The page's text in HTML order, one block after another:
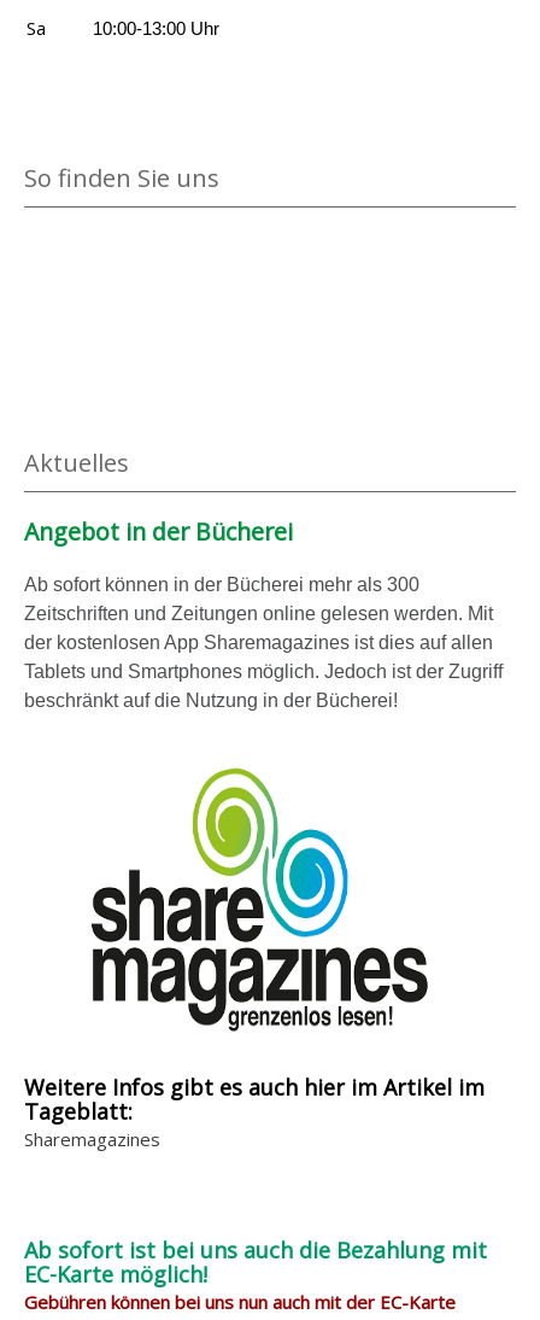
Sa
10:00-13:00 Uhr
So finden Sie uns
Aktuelles
Angebot in der Bücherei
Ab sofort können in der Bücherei mehr als 300
Zeitschriften und Zeitungen online gelesen werden. Mit
der kostenlosen App Sharemagazines ist dies auf allen
Tablets und Smartphones möglich. Jedoch ist der Zugriff
beschränkt auf die Nutzung in der Bücherei!
Weitere Infos gibt es auch hier im Artikel im
Tageblatt:
Sharemagazines
Ab sofort ist bei uns auch die Bezahlung mit
EC-Karte möglich!
Gebühren können bei uns nun auch mit der EC-Karte